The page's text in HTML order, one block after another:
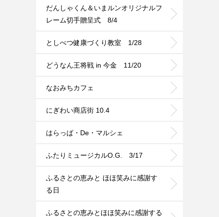
だんしゃくん＆いまルンオリジナルフ
レーム切手贈呈式 8/4
としべつ健康づくり教室 1/28
どうなん王将戦 in 今金 11/20
なおみちカフェ
にぎわい商店街 10.4
はらっぱ・De・マルシェ
ふたりミュージカルO.G. 3/17
ふるさとの恵みと ほほ笑みに感謝す
る日
ふるさとの恵みとほほ笑みに感謝する